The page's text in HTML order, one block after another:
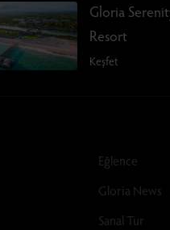
Gloria
Resort
Keşfet
Eğlence
Gloria News
Sanal Tur